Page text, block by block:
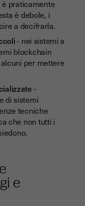
è praticamente
è debole, i
a decifrarla.
- nei sistemi a
blockchain
per mettere
-
di sistemi
tecniche
che non tutti i
e